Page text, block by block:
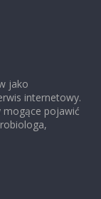
jako
internetowy.
pojawić